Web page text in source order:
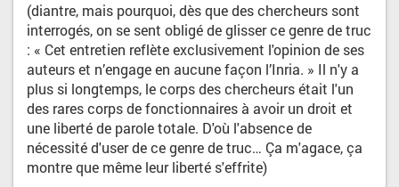
(diantre, mais pourquoi, dès que des chercheurs sont
interrogés, on se sent obligé de glisser ce genre de truc
: « Cet entretien reflète exclusivement l'opinion de ses
auteurs et n’engage en aucune façon l’Inria. » Il n'y a
plus si longtemps, le corps des chercheurs était l'un
des rares corps de fonctionnaires à avoir un droit et
une liberté de parole totale. D'où l'absence de
nécessité d'user de ce genre de truc… Ça m'agace, ça
montre que même leur liberté s'effrite)